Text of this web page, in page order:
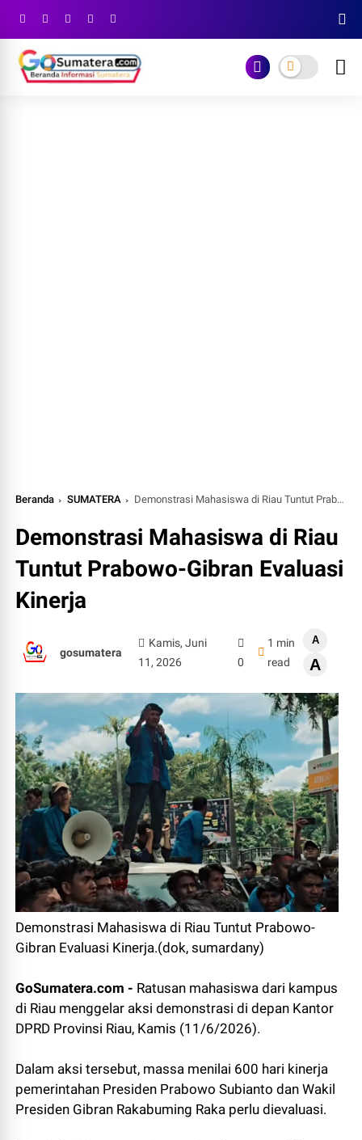
Beranda SUMATERA Demonstrasi Mahasiswa di Riau Tuntut Prabowo-Gibran Evaluasi Kinerja
Demonstrasi Mahasiswa di Riau
Tuntut Prabowo-Gibran Evaluasi
Kinerja
gosumatera
Kamis, Juni
11, 2026
0
1 min
read
A
A
Demonstrasi Mahasiswa di Riau Tuntut Prabowo-
Gibran Evaluasi Kinerja.(dok, sumardany)
GoSumatera.com - Ratusan mahasiswa dari kampus
di Riau menggelar aksi demonstrasi di depan Kantor
DPRD Provinsi Riau, Kamis (11/6/2026).
Dalam aksi tersebut, massa menilai 600 hari kinerja
pemerintahan Presiden Prabowo Subianto dan Wakil
Presiden Gibran Rakabuming Raka perlu dievaluasi.